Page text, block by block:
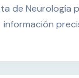
de Neurología
información